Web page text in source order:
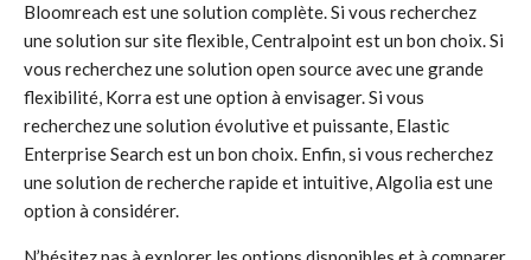
Bloomreach est une solution complète. Si vous recherchez
une solution sur site flexible, Centralpoint est un bon choix. Si
vous recherchez une solution open source avec une grande
flexibilité, Korra est une option à envisager. Si vous
recherchez une solution évolutive et puissante, Elastic
Enterprise Search est un bon choix. Enfin, si vous recherchez
une solution de recherche rapide et intuitive, Algolia est une
option à considérer.